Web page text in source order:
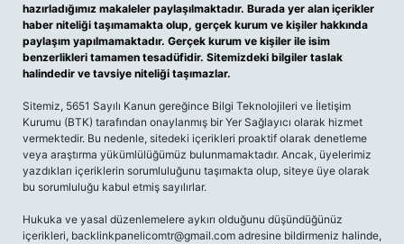
hazırladığımız makaleler paylaşılmaktadır. Burada yer alan içerikler
haber niteliği taşımamakta olup, gerçek kurum ve kişiler hakkında
paylaşım yapılmamaktadır. Gerçek kurum ve kişiler ile isim
benzerlikleri tamamen tesadüfidir. Sitemizdeki bilgiler taslak
halindedir ve tavsiye niteliği taşımazlar.
Sitemiz, 5651 Sayılı Kanun gereğince Bilgi Teknolojileri ve İletişim
Kurumu (BTK) tarafından onaylanmış bir Yer Sağlayıcı olarak hizmet
vermektedir. Bu nedenle, sitedeki içerikleri proaktif olarak denetleme
veya araştırma yükümlülüğümüz bulunmamaktadır. Ancak, üyelerimiz
yazdıkları içeriklerin sorumluluğunu taşımakta olup, siteye üye olarak
bu sorumluluğu kabul etmiş sayılırlar.
Hukuka ve yasal düzenlemelere aykırı olduğunu düşündüğünüz
içerikleri, backlinkpanelicomtr@gmail.com adresine bildirmeniz halinde,